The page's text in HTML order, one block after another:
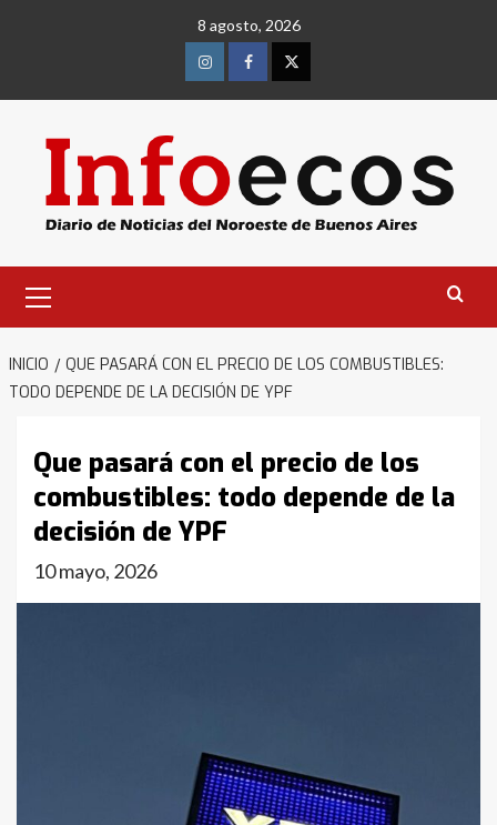
8 agosto, 2026
InstagramFacebookTwitter
primario
INICIO
QUE PASARÁ CON EL PRECIO DE LOS COMBUSTIBLES:
TODO DEPENDE DE LA DECISIÓN DE YPF
Que pasará con el precio de los
combustibles: todo depende de la
decisión de YPF
10 mayo, 2026